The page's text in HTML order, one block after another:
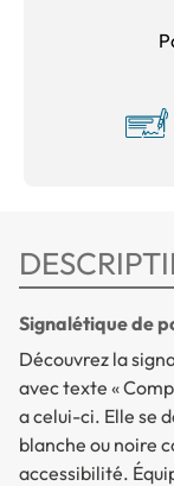
Signalétique de
Découvrez la
avec texte «
a celui-ci. Elle se
blanche ou noire
accessibilité.